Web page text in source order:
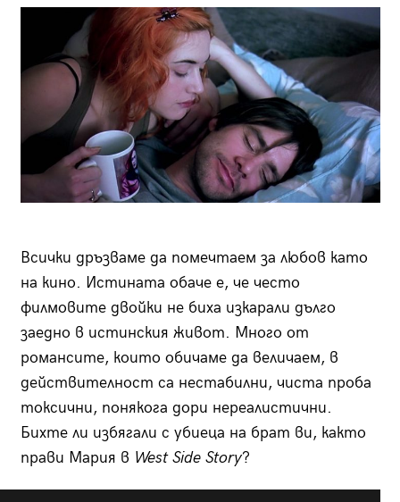
Всички дръзваме да помечтаем за любов като
на кино. Истината обаче е, че често
филмовите двойки не биха изкарали дълго
заедно в истинския живот. Много от
романсите, които обичаме да величаем, в
действителност са нестабилни, чиста проба
токсични, понякога дори нереалистични.
Бихте ли избягали с убиеца на брат ви, както
прави Мария в West Side Story?